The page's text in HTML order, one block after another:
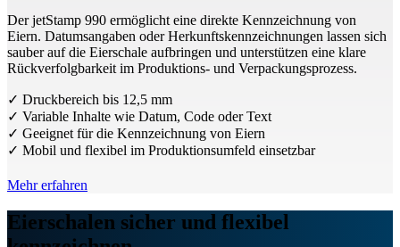
Der jetStamp 990 ermöglicht eine direkte Kennzeichnung von
Eiern. Datumsangaben oder Herkunftskennzeichnungen lassen sich
sauber auf die Eierschale aufbringen und unterstützen eine klare
Rückverfolgbarkeit im Produktions- und Verpackungsprozess.
✓ Druckbereich bis 12,5 mm
✓ Variable Inhalte wie Datum, Code oder Text
✓ Geeignet für die Kennzeichnung von Eiern
✓ Mobil und flexibel im Produktionsumfeld einsetzbar
Mehr erfahren
Eierschalen sicher und flexibel